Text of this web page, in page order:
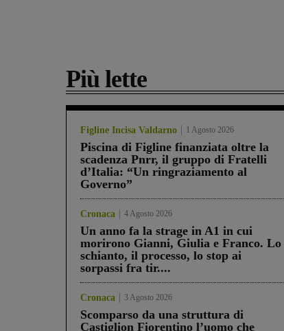
Più lette
Figline Incisa Valdarno 1 Agosto 2026
Piscina di Figline finanziata oltre la
scadenza Pnrr, il gruppo di Fratelli
d’Italia: “Un ringraziamento al
Governo”
Cronaca 4 Agosto 2026
Un anno fa la strage in A1 in cui
morirono Gianni, Giulia e Franco. Lo
schianto, il processo, lo stop ai
sorpassi fra tir....
Cronaca 3 Agosto 2026
Scomparso da una struttura di
Castiglion Fiorentino l’uomo che